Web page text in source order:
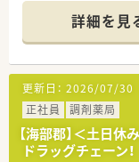
■子育て支援
ております。
■調剤もOTC
てのご勤務を
詳細を見
更新日： 2026/07/30
正社員
調剤薬局
【海部郡】＜土日
ドラッグチェーン！